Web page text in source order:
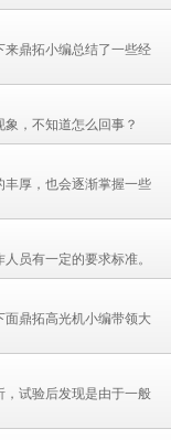
鼎拓小编总结了一些经
，不知道怎么回事？
丰厚，也会逐渐掌握一些
员有一定的要求标准。
鼎拓高光机小编带领大
试验后发现是由于一般